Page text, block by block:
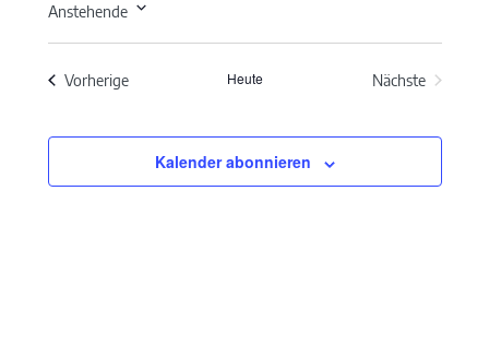
Anstehende
VorherigeVeranstaltungenHeute
Nächste
Kalender abonnieren